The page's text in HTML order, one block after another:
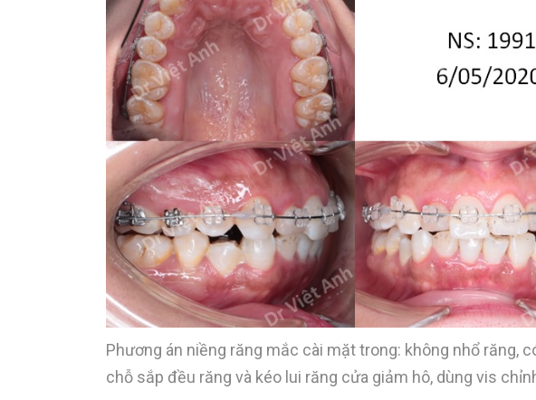
Phương án niềng răng mắc cài mặt trong: không nhổ răng,
chỗ sắp đều răng và kéo lui răng cửa giảm hô, dùng vis